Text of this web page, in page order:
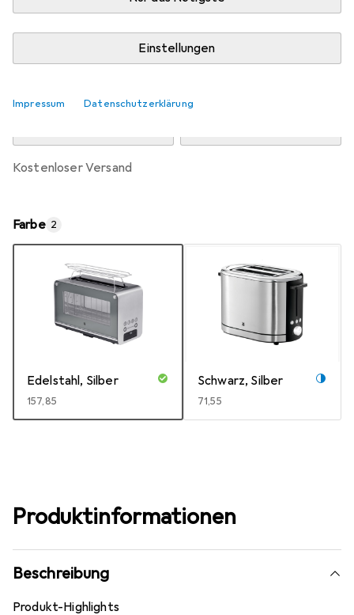
Einstellungen
Impressum Datenschutzerklärung
Nur 3 Stück an Lager
kostenloser Versand
Farbe 2
Edelstahl, Silber
EUR
157,85
Schwarz, Silber
EUR
71,55
Produktinformationen
Beschreibung
Produkt-Highlights